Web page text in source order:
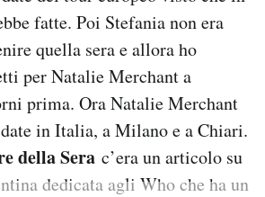
fatte. Poi Stefania non era
quella sera e allora ho
per Natalie Merchant a
prima. Ora Natalie Merchant
in Italia, a Milano e a Chiari.
della Sera c’era un articolo su
dedicata agli Who che ha un